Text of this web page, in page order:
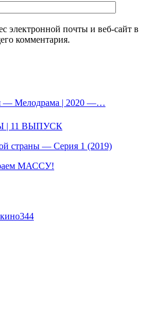
электронной почты и веб-сайт в
комментария.
— Мелодрама | 2020 —…
| 11 ВЫПУСК
страны — Серия 1 (2019)
МАССУ!
344